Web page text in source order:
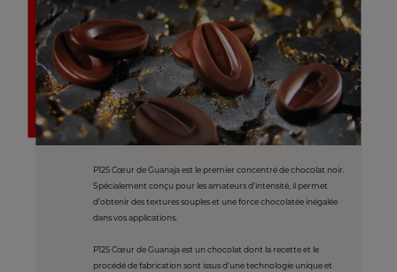
P125 Cœur de Guanaja est le premier concentré de chocolat noir.
Spécialement conçu pour les amateurs d’intensité, il permet
d’obtenir des textures souples et une force chocolatée inégalée
dans vos applications.
P125 Cœur de Guanaja est un chocolat dont la recette et le
procédé de fabrication sont issus d’une technologie unique et